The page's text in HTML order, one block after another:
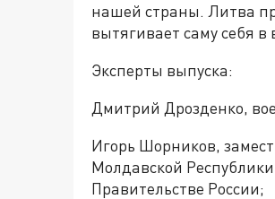
нашей страны. Литва
вытягивает саму себя
Эксперты выпуска:
Дмитрий Дрозденко,
Игорь Шорников,
Молдавской
Правительстве России;